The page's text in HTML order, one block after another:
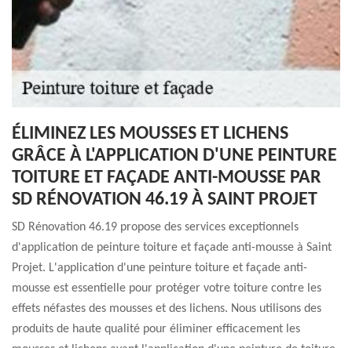
ÉLIMINEZ LES MOUSSES ET LICHENS
GRÂCE À L'APPLICATION D'UNE PEINTURE
TOITURE ET FAÇADE ANTI-MOUSSE PAR
SD RÉNOVATION 46.19 À SAINT PROJET
SD Rénovation 46.19 propose des services exceptionnels
d'application de peinture toiture et façade anti-mousse à Saint
Projet. L'application d'une peinture toiture et façade anti-
mousse est essentielle pour protéger votre toiture contre les
effets néfastes des mousses et des lichens. Nous utilisons des
produits de haute qualité pour éliminer efficacement les